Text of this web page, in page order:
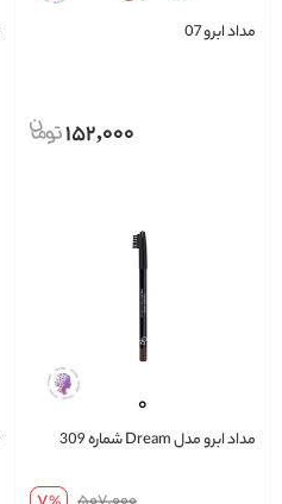
مداد ابرو 07
152,000
مداد ابرو مدل Dream شماره 309